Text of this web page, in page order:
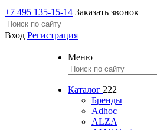
+7 495 135-15-14 Заказать звонок
Вход Регистрация
Меню
Каталог 222
Бренды
Adhoc
ALZA